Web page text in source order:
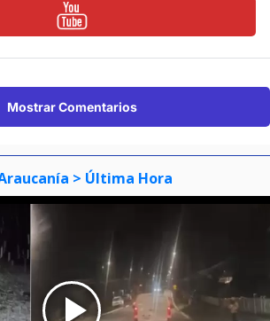
Mostrar Comentarios
> Última Hora